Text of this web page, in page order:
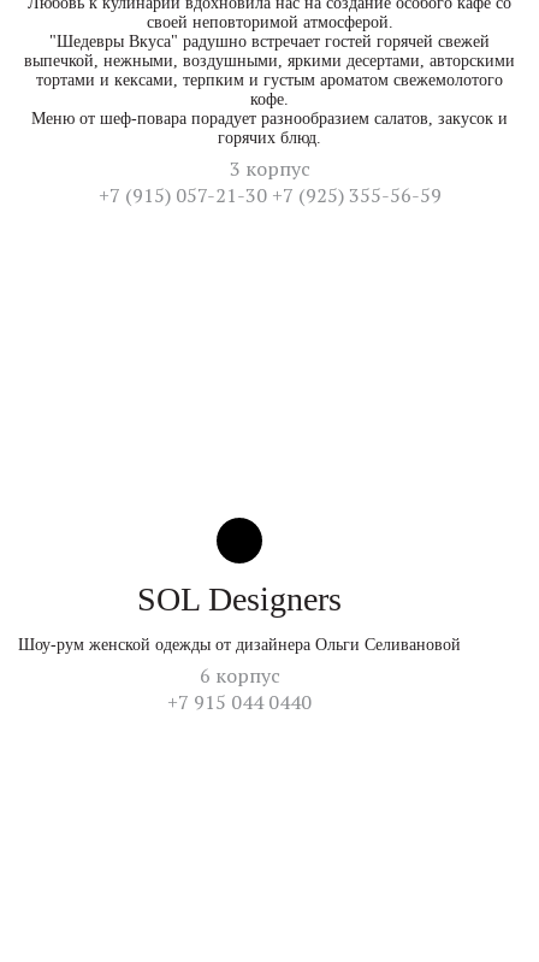
своей неповторимой атмосферой.
"Шедевры Вкуса" радушно встречает гостей горячей свежей
выпечкой, нежными, воздушными, яркими десертами, авторскими
тортами и кексами, терпким и густым ароматом свежемолотого
кофе.
Меню от шеф-повара порадует разнообразием салатов, закусок и
горячих блюд.
3 корпус
+7 (915) 057-21-30 +7 (925) 355-56-59
SOL Designers
Шоу-рум женской одежды от дизайнера Ольги Селивановой
6 корпус
+7 915 044 0440